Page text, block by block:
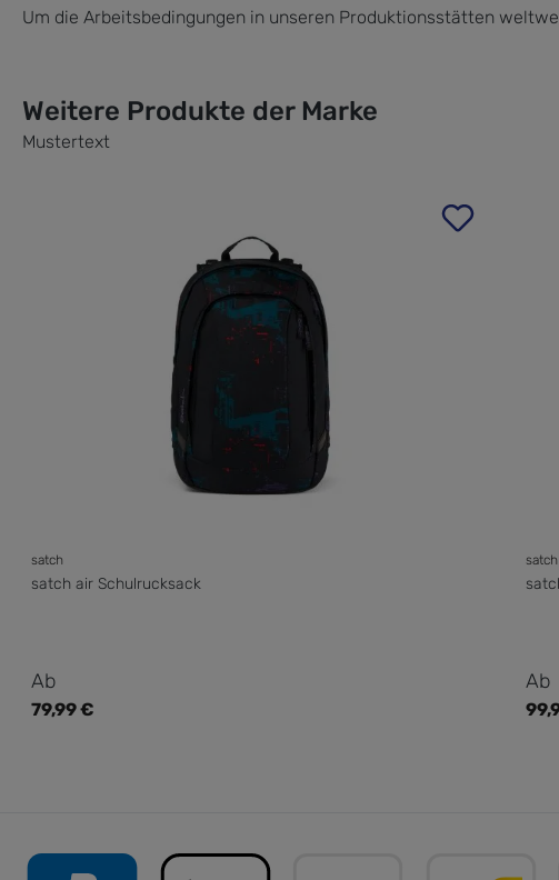
Um die Arbeitsbedingungen in unseren Produktionsstätten
Weitere Produkte der Marke
Mustertext
satch
satch air Schulrucksack
Regulärer Preis:
Ab
79,99 €
satch
Ab